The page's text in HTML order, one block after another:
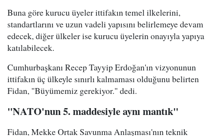
Buna göre kurucu üyeler ittifakın temel ilkelerini,
standartlarını ve uzun vadeli yapısını belirlemeye devam
edecek, diğer ülkeler ise kurucu üyelerin onayıyla yapıya
katılabilecek.
Cumhurbaşkanı Recep Tayyip Erdoğan'ın vizyonunun
ittifakın üç ülkeyle sınırlı kalmaması olduğunu belirten
Fidan, "Büyümemiz gerekiyor." dedi.
"NATO'nun 5. maddesiyle aynı mantık"
Fidan, Mekke Ortak Savunma Anlaşması'nın teknik